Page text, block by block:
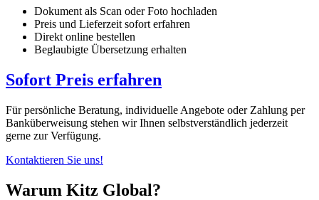
Dokument als Scan oder Foto hochladen
Preis und Lieferzeit sofort erfahren
Direkt online bestellen
Beglaubigte Übersetzung erhalten
Sofort Preis erfahren
Für persönliche Beratung, individuelle Angebote oder Zahlung per
Banküberweisung stehen wir Ihnen selbstverständlich jederzeit
gerne zur Verfügung.
Kontaktieren Sie uns!
Warum Kitz Global?